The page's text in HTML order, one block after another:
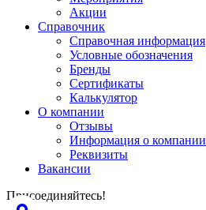
Акции
Справочник
Справочная информация
Условные обозначения
Бренды
Сертификаты
Калькулятор
О компании
Отзывы
Информация о компании
Реквизиты
Вакансии
Присоединяйтесь!